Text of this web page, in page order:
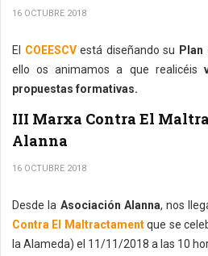
16 OCTUBRE 2018
El COEESCVestá diseñando su Plan
ello os animamos a que realicéis
propuestas formativas.
III Marxa Contra El
Alanna
16 OCTUBRE 2018
Desde la Asociación Alanna, nos
Contra El Maltractamentque se
la Alameda) el 11/11/2018 a las 10